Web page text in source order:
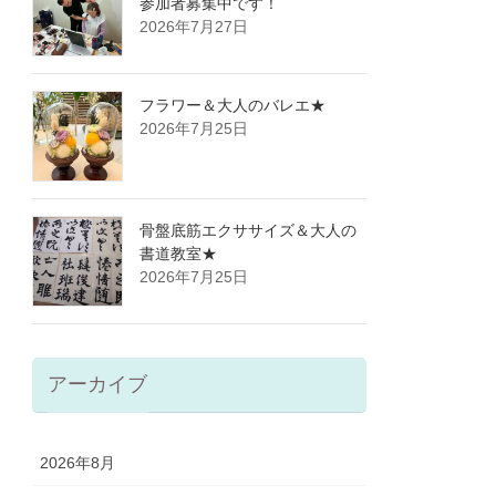
2026年7月27日
フラワー＆大人のバレエ★
2026年7月25日
骨盤底筋エクササイズ＆大人の
書道教室★
2026年7月25日
アーカイブ
2026年8月